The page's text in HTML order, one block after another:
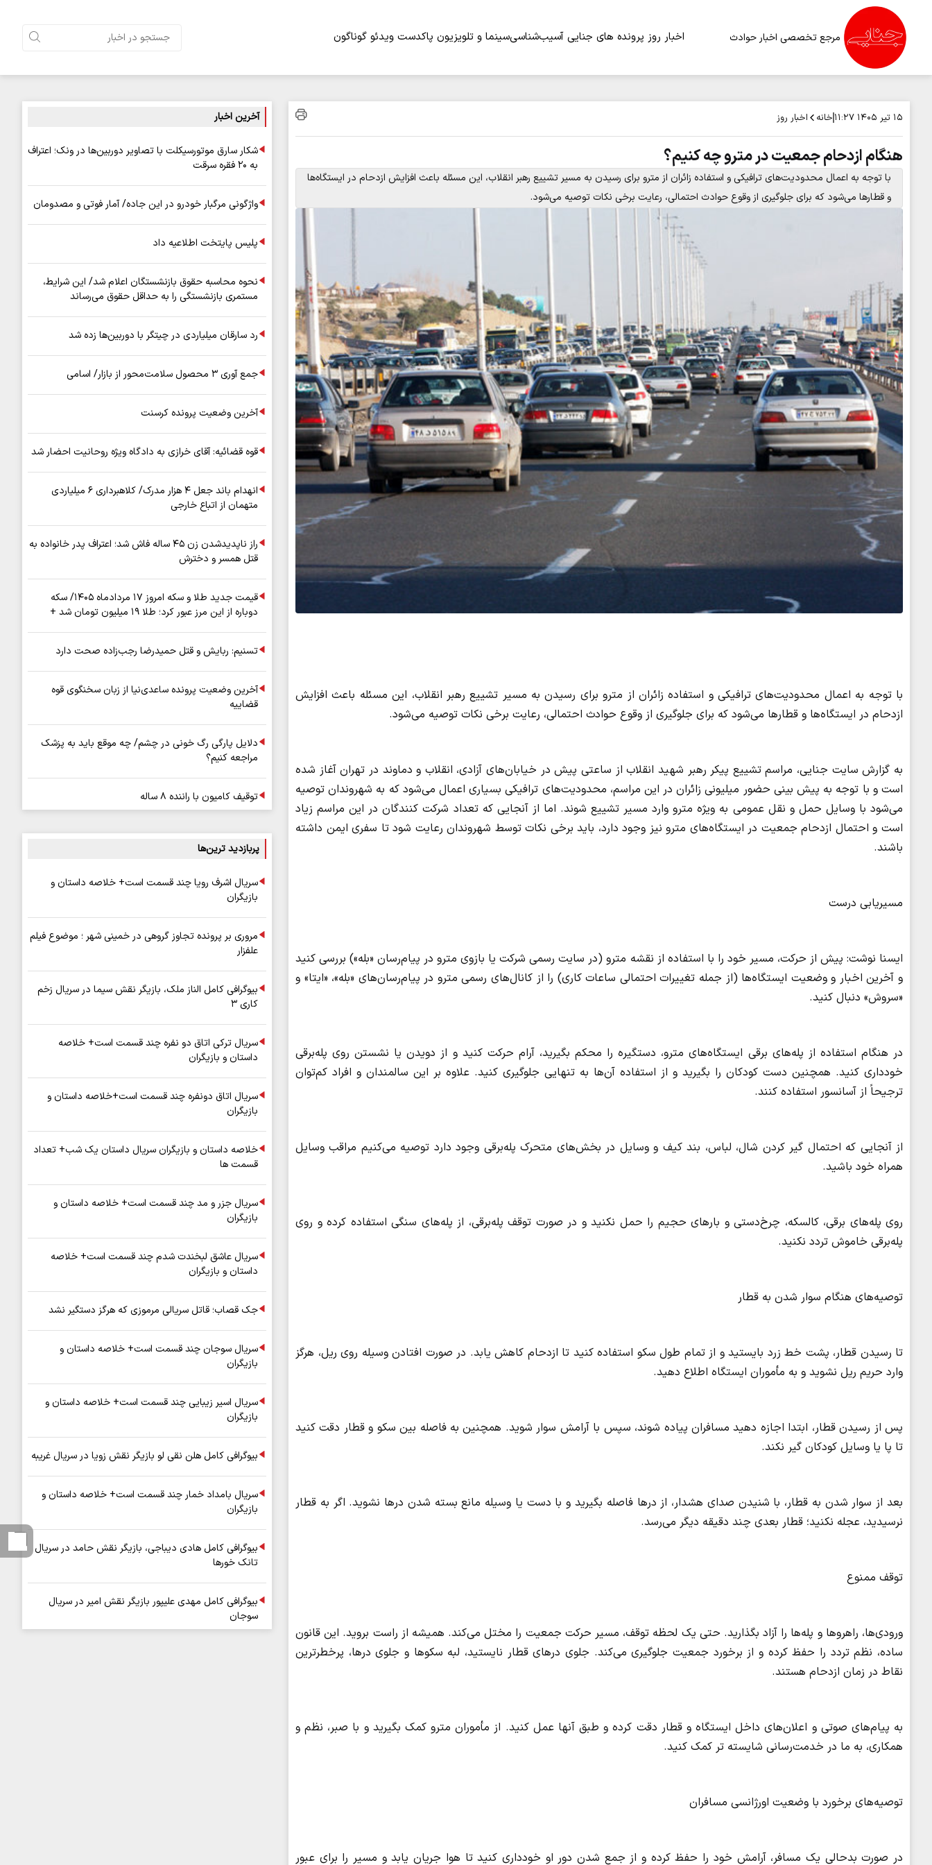
مرجع تخصصی اخبار حوادث اخبار روز پرونده های جنایی آسیب‌شناسیسینما و تلویزیون پاکدست ویدئو گوناگون
۱۵ تیر ۱۴۰۵ ۱۱:۲۷ خانه اخبار روز
هنگام ازدحام جمعیت در مترو چه کنیم؟
با توجه به اعمال محدودیت‌های ترافیکی و استفاده زائران از مترو برای رسیدن به مسیر تشییع رهبر انقلاب، این مسئله باعث افزایش ازدحام در ایستگاه‌ها
و قطارها می‌شود که برای جلوگیری از وقوع حوادث احتمالی، رعایت برخی نکات توصیه می‌شود.
با توجه به اعمال محدودیت‌های ترافیکی و استفاده زائران از مترو برای رسیدن به مسیر تشییع رهبر انقلاب، این مسئله باعث افزایش
ازدحام در ایستگاه‌ها و قطارها می‌شود که برای جلوگیری از وقوع حوادث احتمالی، رعایت برخی نکات توصیه می‌شود.
به گزارش سایت جنایی، مراسم تشییع پیکر رهبر شهید انقلاب از ساعتی پیش در خیابان‌های آزادی، انقلاب و دماوند در تهران آغاز شده
است و با توجه به پیش بینی حضور میلیونی زائران در این مراسم، محدودیت‌های ترافیکی بسیاری اعمال می‌شود که به شهروندان توصیه
می‌شود با وسایل حمل و نقل عمومی به ویژه مترو وارد مسیر تشییع شوند. اما از آنجایی که تعداد شرکت کنندگان در این مراسم زیاد
است و احتمال ازدحام جمعیت در ایستگاه‌های مترو نیز وجود دارد، باید برخی نکات توسط شهروندان رعایت شود تا سفری ایمن داشته
باشند.
مسیریابی درست
ایسنا نوشت: پیش از حرکت، مسیر خود را با استفاده از نقشه مترو (در سایت رسمی شرکت یا بازوی مترو در پیام‌رسان «بله») بررسی کنید
و آخرین اخبار و وضعیت ایستگاه‌ها (از جمله تغییرات احتمالی ساعات کاری) را از کانال‌های رسمی مترو در پیام‌رسان‌های «بله»، «ایتا» و
«سروش» دنبال کنید.
در هنگام استفاده از پله‌های برقی ایستگاه‌های مترو، دستگیره را محکم بگیرید، آرام حرکت کنید و از دویدن یا نشستن روی پله‌برقی
خودداری کنید. همچنین دست کودکان را بگیرید و از استفاده آن‌ها به تنهایی جلوگیری کنید. علاوه بر این سالمندان و افراد کم‌توان
ترجیحاً از آسانسور استفاده کنند.
از آنجایی که احتمال گیر کردن شال، لباس، بند کیف و وسایل در بخش‌های متحرک پله‌برقی وجود دارد توصیه می‌کنیم مراقب وسایل
همراه خود باشید.
روی پله‌های برقی، کالسکه، چرخ‌دستی و بارهای حجیم را حمل نکنید و در صورت توقف پله‌برقی، از پله‌های سنگی استفاده کرده و روی
پله‌برقی خاموش تردد نکنید.
توصیه‌های هنگام سوار شدن به قطار
تا رسیدن قطار، پشت خط زرد بایستید و از تمام طول سکو استفاده کنید تا ازدحام کاهش یابد. در صورت افتادن وسیله روی ریل، هرگز
وارد حریم ریل نشوید و به مأموران ایستگاه اطلاع دهید.
پس از رسیدن قطار، ابتدا اجازه دهید مسافران پیاده شوند، سپس با آرامش سوار شوید. همچنین به فاصله بین سکو و قطار دقت کنید
تا پا یا وسایل کودکان گیر نکند.
بعد از سوار شدن به قطار، با شنیدن صدای هشدار، از درها فاصله بگیرید و با دست یا وسیله مانع بسته شدن درها نشوید. اگر به قطار
نرسیدید، عجله نکنید؛ قطار بعدی چند دقیقه دیگر می‌رسد.
توقف ممنوع
ورودی‌ها، راهروها و پله‌ها را آزاد بگذارید. حتی یک لحظه توقف، مسیر حرکت جمعیت را مختل می‌کند. همیشه از راست بروید. این قانون
ساده، نظم تردد را حفظ کرده و از برخورد جمعیت جلوگیری می‌کند. جلوی درهای قطار نایستید، لبه سکوها و جلوی درها، پرخطرترین
نقاط در زمان ازدحام هستند.
به پیام‌های صوتی و اعلان‌های داخل ایستگاه و قطار دقت کرده و طبق آنها عمل کنید. از مأموران مترو کمک بگیرید و با صبر، نظم و
همکاری، به ما در خدمت‌رسانی شایسته تر کمک کنید.
توصیه‌های برخورد با وضعیت اورژانسی مسافران
در صورت بدحالی یک مسافر، آرامش خود را حفظ کرده و از جمع شدن دور او خودداری کنید تا هوا جریان یابد و مسیر را برای عبور
آخرین اخبار
شکار سارق موتورسیکلت با تصاویر دوربین‌ها در ونک؛ اعتراف
به ۲۰ فقره سرقت
واژگونی مرگبار خودرو در این جاده/ آمار فوتی و مصدومان
پلیس پایتخت اطلاعیه داد
نحوه محاسبه حقوق بازنشستگان اعلام شد/ این شرایط،
مستمری بازنشستگی را به حداقل حقوق می‌رساند
رد سارقان میلیاردی در چیتگر با دوربین‌ها زده شد
جمع آوری ۳ محصول سلامت‌محور از بازار/ اسامی
آخرین وضعیت پرونده کرسنت
قوه قضائیه: آقای خرازی به دادگاه ویژه روحانیت احضار شد
انهدام باند جعل ۴ هزار مدرک/ کلاهبرداری ۶ میلیاردی
متهمان از اتباع خارجی
راز ناپدیدشدن زن ۴۵ ساله فاش شد؛ اعتراف پدر خانواده به
قتل همسر و دخترش
قیمت جدید طلا و سکه امروز ۱۷ مردادماه ۱۴۰۵/ سکه
دوباره از این مرز عبور کرد؛ طلا ۱۹ میلیون تومان شد +
تسنیم: ربایش و قتل حمیدرضا رجب‌زاده صحت دارد
آخرین وضعیت پرونده ساعدی‌نیا از زبان سخنگوی قوه
قضاییه
دلایل پارگی رگ خونی در چشم/ چه موقع باید به پزشک
مراجعه کنیم؟
توقیف کامیون با راننده ۸ ساله
پربازدید ترین‌ها
سریال اشرف رویا چند قسمت است+ خلاصه داستان و
بازیگران
مروری بر پرونده تجاوز گروهی در خمینی شهر ؛ موضوع فیلم
علفزار
بیوگرافی کامل الناز ملک، بازیگر نقش سیما در سریال زخم
کاری ۳
سریال ترکی اتاق دو نفره چند قسمت است+ خلاصه
داستان و بازیگران
سریال اتاق دونفره چند قسمت است+خلاصه داستان و
بازیگران
خلاصه داستان و بازیگران سریال داستان یک شب+ تعداد
قسمت ها
سریال جزر و مد چند قسمت است+ خلاصه داستان و
بازیگران
سریال عاشق لبخندت شدم چند قسمت است+ خلاصه
داستان و بازیگران
جک قصاب؛ قاتل سریالی مرموزی که هرگز دستگیر نشد
سریال سوجان چند قسمت است+ خلاصه داستان و
بازیگران
سریال اسیر زیبایی چند قسمت است+ خلاصه داستان و
بازیگران
بیوگرافی کامل هلن نقی لو بازیگر نقش زویا در سریال غریبه
سریال بامداد خمار چند قسمت است+ خلاصه داستان و
بازیگران
بیوگرافی کامل هادی دیباجی، بازیگر نقش حامد در سریال
تانک خورها
بیوگرافی کامل مهدی علیپور بازیگر نقش امیر در سریال
سوجان